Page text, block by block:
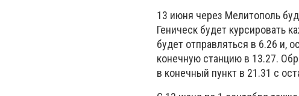
13 июня через Мелитополь
Геническ будет курсировать
будет отправляться в 6.26 и,
конечную станцию в 13.27.
в конечный пункт в 21.31 с